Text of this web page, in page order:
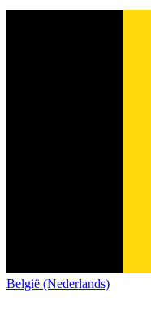
België (Nederlands)